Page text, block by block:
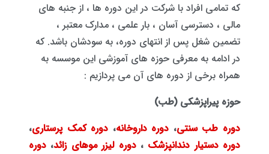
که تمامی افراد با شرکت در این دوره ها ، از جنبه های
مالی ، دسترسی آسان ، بار علمی ، مدارک معتبر ،
تضمین شغل پس از انتهای دوره، به سودشان باشد. که
در ادامه به معرفی حوزه های آموزشی این موسسه به
همراه برخی از دوره های آن می پردازیم :
حوزه پیراپزشکی (طب)
دوره طب سنتی، دوره داروخانه، دوره کمک پرستاری،
دوره دستیار دندانپزشک ،دوره لیزر موهای زائد، دوره